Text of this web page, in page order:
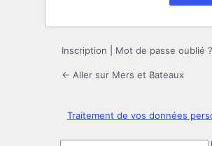
Inscription Mot de passe oublié ?
← Aller sur Mers et Bateaux
Traitement de vos données